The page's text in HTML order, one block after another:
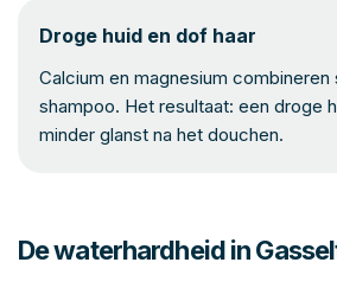
Droge huid en dof haar
Calcium en magnesium
shampoo. Het resultaat: een droge
minder glanst na het douchen.
De waterhardheid in